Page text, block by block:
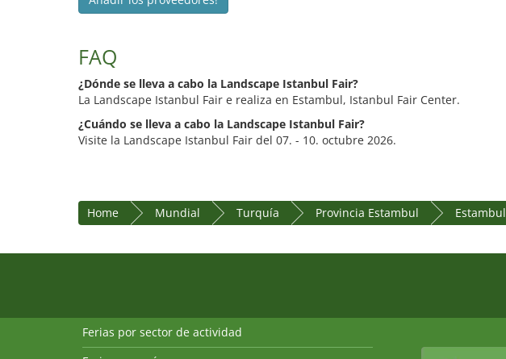
FAQ
¿Dónde se lleva a cabo la Landscape Istanbul Fair?
La Landscape Istanbul Fair e realiza en Estambul, Istanbul Fair Center.
¿Cuándo se lleva a cabo la Landscape Istanbul Fair?
Visite la Landscape Istanbul Fair del 07. - 10. octubre 2026.
Home Mundial Turquía Provincia Estambul Estambul
Ferias por sector de actividad